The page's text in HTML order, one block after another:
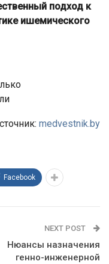
подход к
ишемического
medvestnik.by
Facebook
NEXT POST
Нюансы назначения
генно-инженерной